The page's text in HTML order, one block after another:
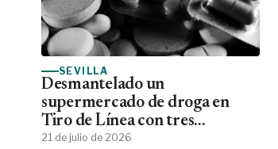
SEVILLA
Desmantelado un
supermercado de droga en
Tiro de Línea con tres
detenidos
21 de julio de 2026